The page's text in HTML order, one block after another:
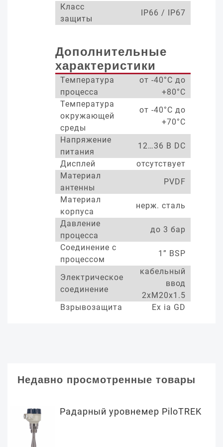
Класс
защиты
IP66 / IP67
Дополнительные
характеристики
Температура
процесса
от -40°С до
+80°С
Температура
окружающей
среды
от -40°С до
+70°С
Напряжение
питания
12…36 В DC
Дисплей
отсутствует
Материал
антенны
PVDF
Материал
корпуса
нерж. сталь
Давление
процесса
до 3 бар
Соединение с
процессом
1” BSP
Электрическое
соединение
кабельный
ввод
2xM20x1.5
Взрывозащита
Ex ia GD
Недавно просмотренные товары
Радарный уровнемер PiloTREK